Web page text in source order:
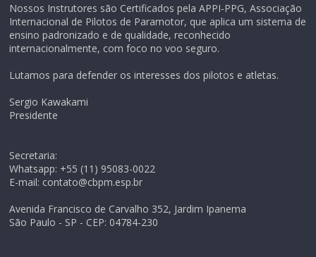
Nossos Instrutores são Certificados pela APPI-PPG, Associação
Internacional de Pilotos de Paramotor, que aplica um sistema de
ensino padronizado e de qualidade, reconhecido
internacionalmente, com foco no voo seguro.
Lutamos para defender os interesses dos pilotos e atletas.
Sergio Kawakami
Presidente
Secretaria:
Whatsapp: +55 (11) 95083-0022
E-mail: contato@cbpm.esp.br
Avenida Francisco de Carvalho 352, Jardim Ipanema
São Paulo - SP - CEP: 04784-230